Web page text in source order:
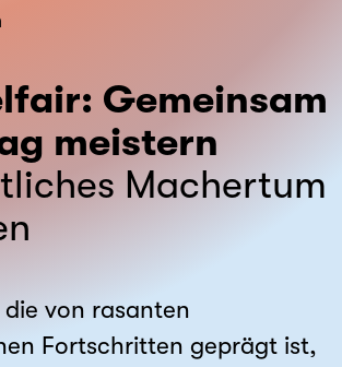
Gemeinsam
meistern
Machertum
von rasanten
Fortschritten geprägt ist,